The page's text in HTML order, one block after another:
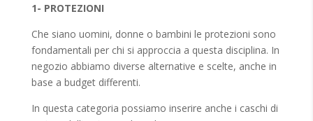
1- PROTEZIONI
Che siano uomini, donne o bambini le protezioni sono
fondamentali per chi si approccia a questa disciplina. In
negozio abbiamo diverse alternative e scelte, anche in
base a budget differenti.
In questa categoria possiamo inserire anche i caschi di